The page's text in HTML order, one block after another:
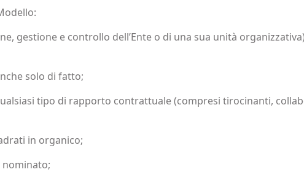
gestione e controllo dell’Ente o di una sua unità
solo di fatto;
tipo di rapporto contrattuale (compresi tirocinanti,
in organico;
nominato;